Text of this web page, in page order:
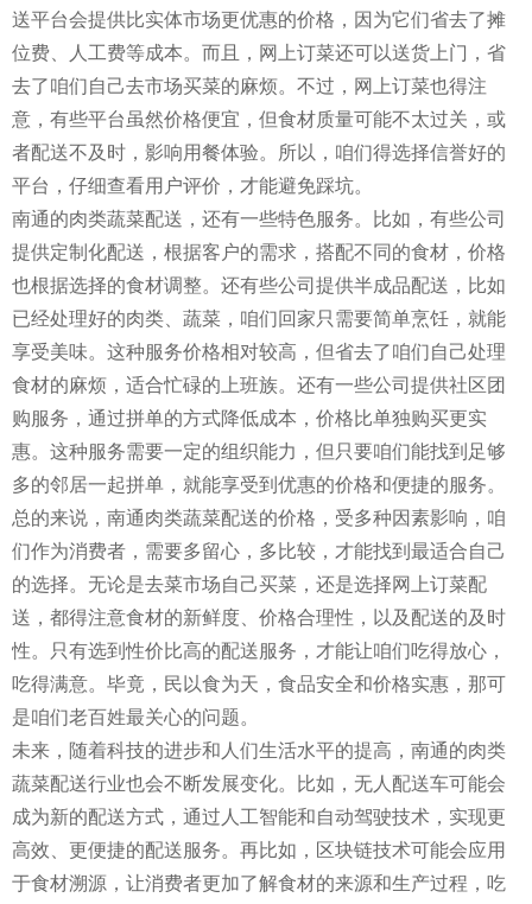
送平台会提供比实体市场更优惠的价格，因为它们省去了摊
位费、人工费等成本。而且，网上订菜还可以送货上门，省
去了咱们自己去市场买菜的麻烦。不过，网上订菜也得注
意，有些平台虽然价格便宜，但食材质量可能不太过关，或
者配送不及时，影响用餐体验。所以，咱们得选择信誉好的
平台，仔细查看用户评价，才能避免踩坑。
南通的肉类蔬菜配送，还有一些特色服务。比如，有些公司
提供定制化配送，根据客户的需求，搭配不同的食材，价格
也根据选择的食材调整。还有些公司提供半成品配送，比如
已经处理好的肉类、蔬菜，咱们回家只需要简单烹饪，就能
享受美味。这种服务价格相对较高，但省去了咱们自己处理
食材的麻烦，适合忙碌的上班族。还有一些公司提供社区团
购服务，通过拼单的方式降低成本，价格比单独购买更实
惠。这种服务需要一定的组织能力，但只要咱们能找到足够
多的邻居一起拼单，就能享受到优惠的价格和便捷的服务。
总的来说，南通肉类蔬菜配送的价格，受多种因素影响，咱
们作为消费者，需要多留心，多比较，才能找到最适合自己
的选择。无论是去菜市场自己买菜，还是选择网上订菜配
送，都得注意食材的新鲜度、价格合理性，以及配送的及时
性。只有选到性价比高的配送服务，才能让咱们吃得放心，
吃得满意。毕竟，民以食为天，食品安全和价格实惠，那可
是咱们老百姓最关心的问题。
未来，随着科技的进步和人们生活水平的提高，南通的肉类
蔬菜配送行业也会不断发展变化。比如，无人配送车可能会
成为新的配送方式，通过人工智能和自动驾驶技术，实现更
高效、更便捷的配送服务。再比如，区块链技术可能会应用
于食材溯源，让消费者更加了解食材的来源和生产过程，吃